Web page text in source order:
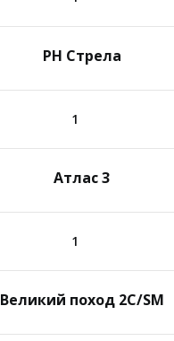
РН Стрела
1
Атлас 3
1
Великий поход 2C/SM